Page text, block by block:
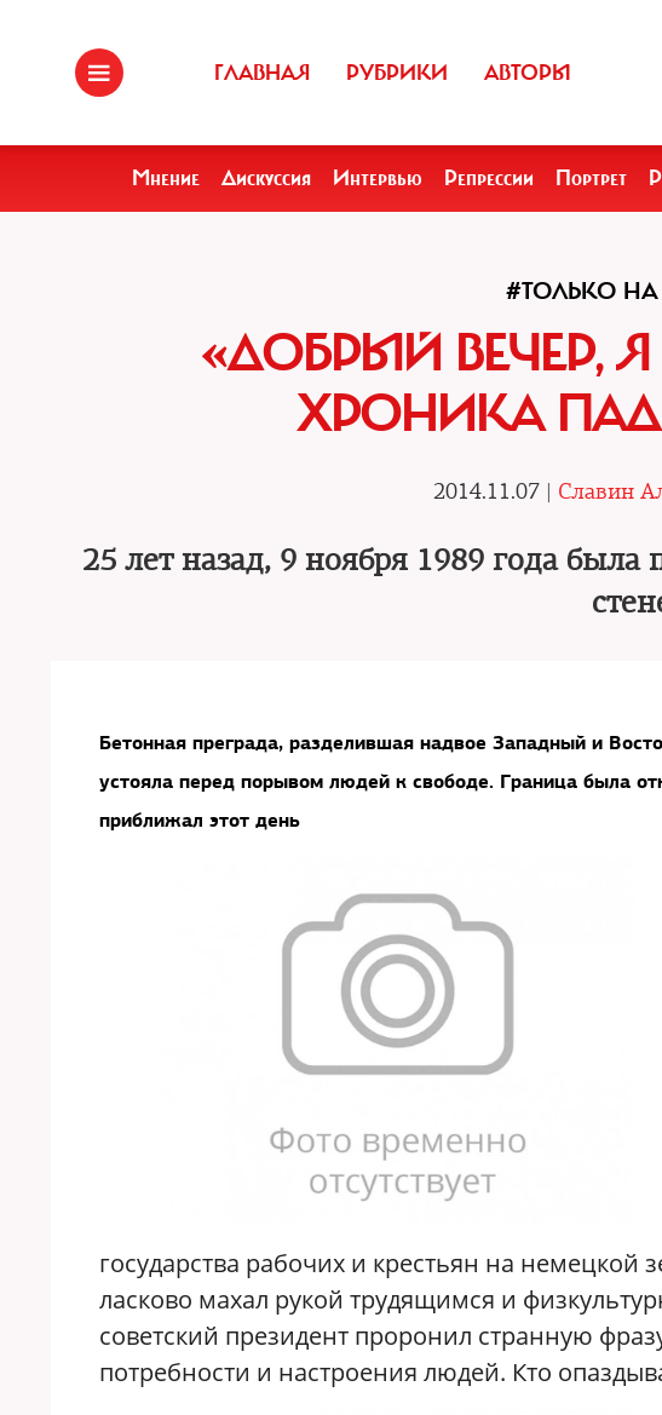
ГЛАВНАЯ РУБРИКИ АВТОРЫ
Мнение Дискуссия Интервью Репрессии Портрет
#ТОЛЬКО НА
«ДОБРЫЙ ВЕЧЕР,
ХРОНИКА
2014.11.07 | Славин
25 лет назад, 9 ноября 1989 года
Бетонная преграда, разделившая надвое Западный и
устояла перед порывом людей к свободе. Граница была
приближал этот день
государства рабочих и крестьян на немецкой
ласково махал рукой трудящимся и
советский президент проронил странную
потребности и настроения людей. Кто